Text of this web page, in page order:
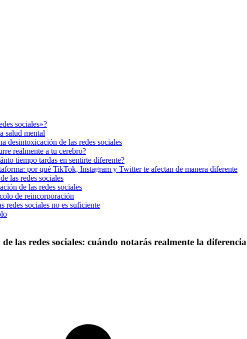
sociales»?
salud mental
desintoxicación de las redes sociales
realmente a tu cerebro?
tiempo tardas en sentirte diferente?
por qué TikTok, Instagram y Twitter te afectan de manera diferente
las redes sociales
de las redes sociales
de reincorporación
redes sociales no es suficiente
las redes sociales: cuándo notarás realmente la diferencia